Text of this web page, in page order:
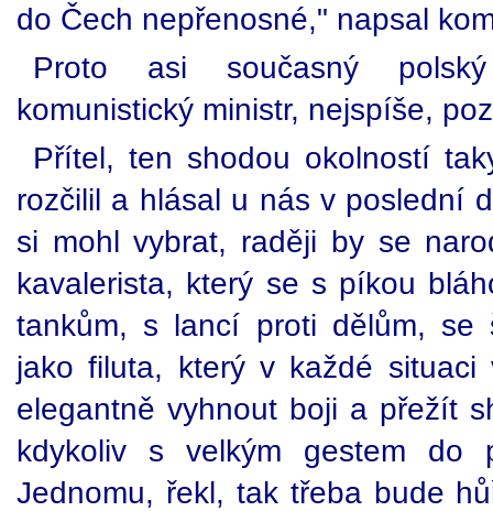
do Čech nepřenosné," napsal
Proto asi současný
komunistický ministr, nejspíše,
Přítel, ten shodou okolností
rozčilil a hlásal u nás v poslední
si mohl vybrat, raději by se
kavalerista, který se s píkou
tankům, s lancí proti dělům, se
jako filuta, který v každé
elegantně vyhnout boji a přežít
kdykoliv s velkým gestem do
Jednomu, řekl, tak třeba bude